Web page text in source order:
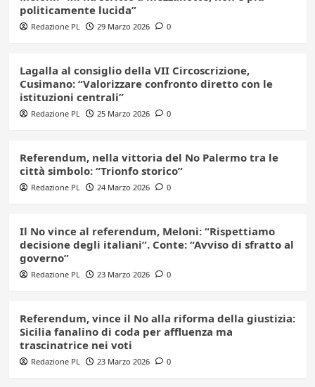
politicamente lucida”
Redazione PL 29 Marzo 2026 0
Lagalla al consiglio della VII Circoscrizione,
Cusimano: “Valorizzare confronto diretto con le
istituzioni centrali”
Redazione PL 25 Marzo 2026 0
Referendum, nella vittoria del No Palermo tra le
città simbolo: “Trionfo storico”
Redazione PL 24 Marzo 2026 0
Il No vince al referendum, Meloni: “Rispettiamo
decisione degli italiani”. Conte: “Avviso di sfratto al
governo”
Redazione PL 23 Marzo 2026 0
Referendum, vince il No alla riforma della giustizia:
Sicilia fanalino di coda per affluenza ma
trascinatrice nei voti
Redazione PL 23 Marzo 2026 0